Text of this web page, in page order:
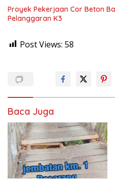
Proyek Pekerjaan Cor Beton
Pelanggaran K3
Post Views: 58
Baca Juga